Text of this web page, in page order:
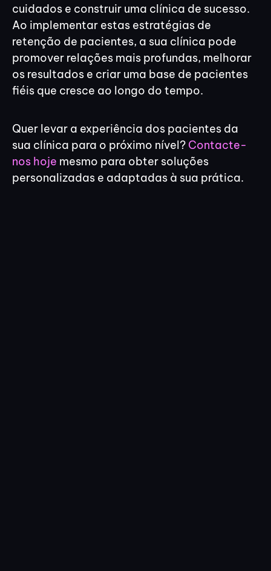
cuidados e construir uma clínica de sucesso.
Ao implementar estas estratégias de
retenção de pacientes, a sua clínica pode
promover relações mais profundas, melhorar
os resultados e criar uma base de pacientes
fiéis que cresce ao longo do tempo.
Quer levar a experiência dos pacientes da
sua clínica para o próximo nível? Contacte-
nos hoje mesmo para obter soluções
personalizadas e adaptadas à sua prática.